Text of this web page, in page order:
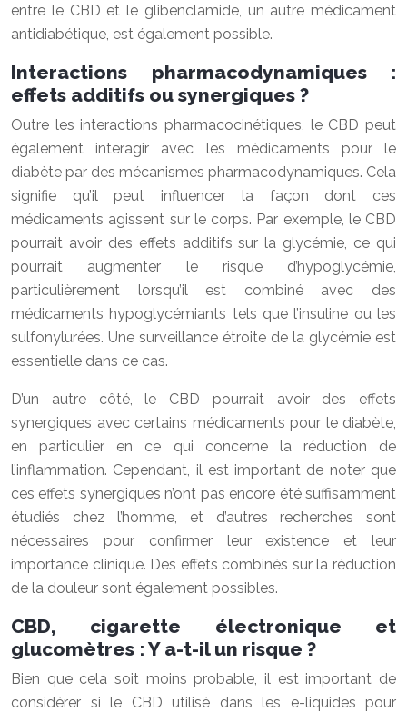
entre le CBD et le glibenclamide, un autre médicament
antidiabétique, est également possible.
Interactions pharmacodynamiques :
effets additifs ou synergiques ?
Outre les interactions pharmacocinétiques, le CBD peut
également interagir avec les médicaments pour le
diabète par des mécanismes pharmacodynamiques. Cela
signifie qu’il peut influencer la façon dont ces
médicaments agissent sur le corps. Par exemple, le CBD
pourrait avoir des effets additifs sur la glycémie, ce qui
pourrait augmenter le risque d’hypoglycémie,
particulièrement lorsqu’il est combiné avec des
médicaments hypoglycémiants tels que l’insuline ou les
sulfonylurées. Une surveillance étroite de la glycémie est
essentielle dans ce cas.
D’un autre côté, le CBD pourrait avoir des effets
synergiques avec certains médicaments pour le diabète,
en particulier en ce qui concerne la réduction de
l’inflammation. Cependant, il est important de noter que
ces effets synergiques n’ont pas encore été suffisamment
étudiés chez l’homme, et d’autres recherches sont
nécessaires pour confirmer leur existence et leur
importance clinique. Des effets combinés sur la réduction
de la douleur sont également possibles.
CBD, cigarette électronique et
glucomètres : Y a-t-il un risque ?
Bien que cela soit moins probable, il est important de
considérer si le CBD utilisé dans les e-liquides pour